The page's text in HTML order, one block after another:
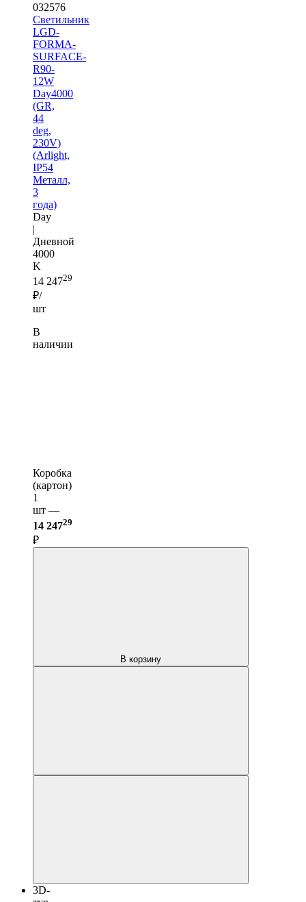
032576
Светильник
LGD-
FORMA-
SURFACE-
R90-
12W
Day4000
(GR,
44
deg,
230V)
(Arlight,
IP54
Металл,
3
года)
Day
|
Дневной
4000
K
14 24729
₽/
шт
В
наличии
Коробка
(картон)
1
шт —
14 24729
₽
В корзину
3D-